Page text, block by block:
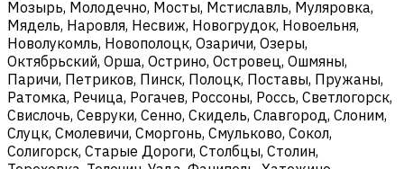
Мозырь, Молодечно, Мосты, Мстиславль, Муляровка,
Мядель, Наровля, Несвиж, Новогрудок, Новоельня,
Новолукомль, Новополоцк, Озаричи, Озеры,
Октябрьский, Орша, Острино, Островец, Ошмяны,
Паричи, Петриков, Пинск, Полоцк, Поставы, Пружаны,
Ратомка, Речица, Рогачев, Россоны, Россь, Светлогорск,
Свислочь, Севруки, Сенно, Скидель, Славгород, Слоним,
Слуцк, Смолевичи, Сморгонь, Смульково, Сокол,
Солигорск, Старые Дороги, Столбцы, Столин,